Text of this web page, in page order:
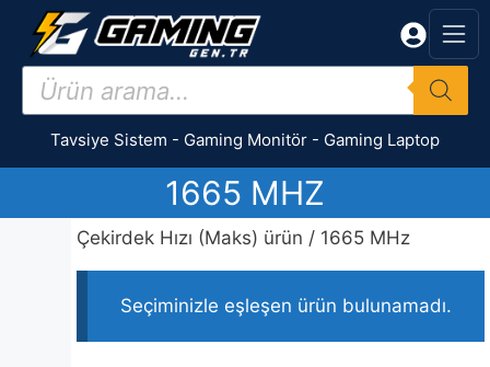
İçeriğe
Products
search
Tavsiye Sistem - Gaming Monitör - Gaming Laptop
1665 MHZ
Çekirdek Hızı (Maks) ürün / 1665 MHz
Seçiminizle eşleşen ürün bulunamadı.